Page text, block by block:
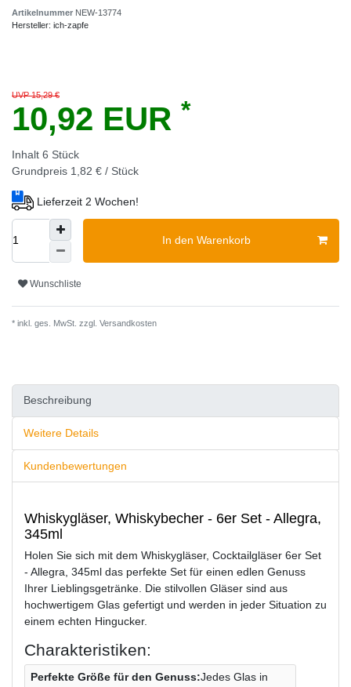
Artikelnummer NEW-13774
Hersteller: ich-zapfe
UVP 15,29 €
10,92 EUR *
Inhalt 6 Stück
Grundpreis 1,82 € / Stück
Lieferzeit 2 Wochen!
In den Warenkorb
Wunschliste
* inkl. ges. MwSt. zzgl. Versandkosten
Beschreibung
Weitere Details
Kundenbewertungen
Whiskygläser, Whiskybecher - 6er Set - Allegra,
345ml
Holen Sie sich mit dem Whiskygläser, Cocktailgläser 6er Set
- Allegra, 345ml das perfekte Set für einen edlen Genuss
Ihrer Lieblingsgetränke. Die stilvollen Gläser sind aus
hochwertigem Glas gefertigt und werden in jeder Situation zu
einem echten Hingucker.
Charakteristiken:
Perfekte Größe für den Genuss:Jedes Glas in